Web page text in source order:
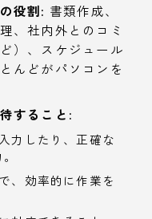
役割: 書類作成、
、社内外とのコミ
）、スケジュール
んどがパソコンを
すること:
力したり、正確な
、効率的に作業を